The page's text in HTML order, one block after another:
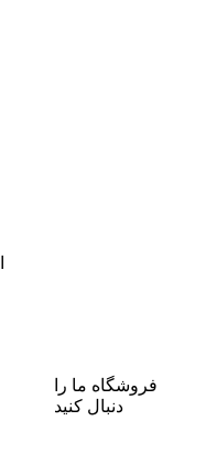
فروشگاه ما را
دنبال کنید